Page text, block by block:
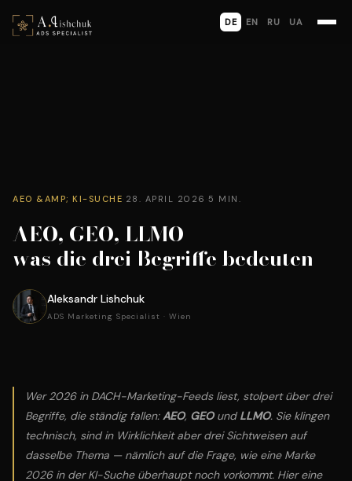
DE EN RU UA
AEO &AMP; KI-SUCHE 28. APRIL 2026 5 MIN.
AEO, GEO, LLMO —
was die drei Begriffe bedeuten
Aleksandr Lishchuk
ADS Marketing Specialist · Wien
Wer 2026 in DACH-Marketing-Feeds liest, stolpert über drei
Begriffe, die ständig fallen:AEO, GEOundLLMO. Sie klingen
technisch, sind in Wirklichkeit aber drei Sichtweisen auf
dasselbe Thema — nämlich auf die Frage, wie eine Marke
2026 in der KI-Suche überhaupt noch vorkommt. Hier eine